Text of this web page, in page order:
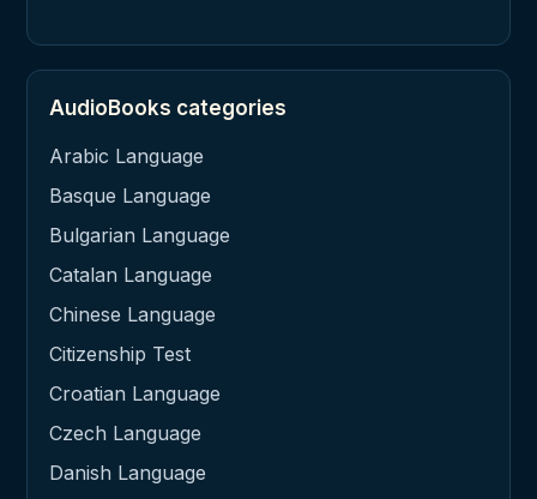
AudioBooks categories
Arabic Language
Basque Language
Bulgarian Language
Catalan Language
Chinese Language
Citizenship Test
Croatian Language
Czech Language
Danish Language